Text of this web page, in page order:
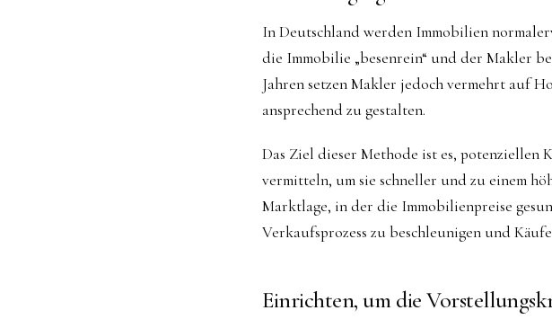
In Deutschland werden Immobilien
die Immobilie „besenrein“ und der Makler
Jahren setzen Makler jedoch vermehrt auf
ansprechend zu gestalten.
Das Ziel dieser Methode ist es,
vermitteln, um sie schneller und zu einem
Marktlage, in der die Immobilienpreise
Verkaufsprozess zu beschleunigen und
Einrichten, um die